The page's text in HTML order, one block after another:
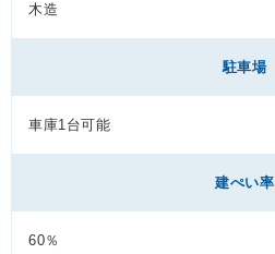
木造
駐車場
車庫1台可能
建ぺい率
60％